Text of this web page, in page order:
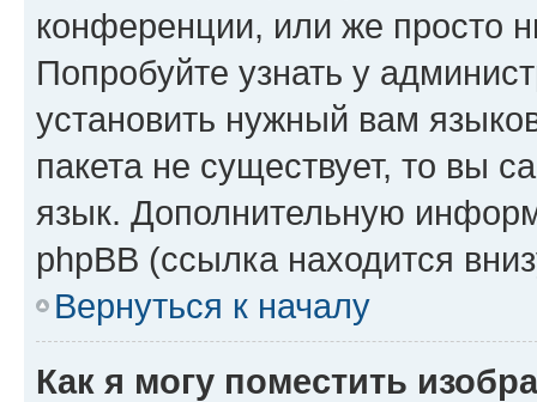
конференции, или же просто
Попробуйте узнать у
установить нужный вам
пакета не существует, то вы
язык. Дополнительную
phpBB (ссылка находится
Вернуться к началу
Как я могу поместить